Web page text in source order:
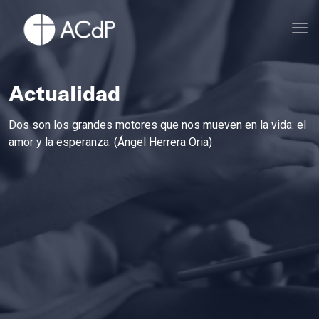
Actualidad
Dos son los grandes motores que nos mueven en la vida: el
amor y la esperanza. (Ángel Herrera Oria)